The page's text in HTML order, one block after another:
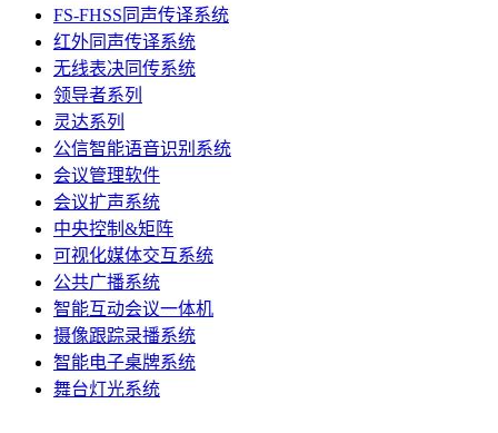
FS-FHSS同声传译系统
红外同声传译系统
无线表决同传系统
领导者系列
灵达系列
公信智能语音识别系统
会议管理软件
会议扩声系统
中央控制&矩阵
可视化媒体交互系统
公共广播系统
智能互动会议一体机
摄像跟踪录播系统
智能电子桌牌系统
舞台灯光系统